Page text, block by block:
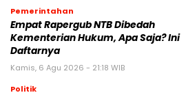
Pemerintahan
Empat Rapergub NTB Dibedah
Kementerian Hukum, Apa Saja? Ini
Daftarnya
Kamis, 6 Agu 2026 - 21:18 WIB
Politik